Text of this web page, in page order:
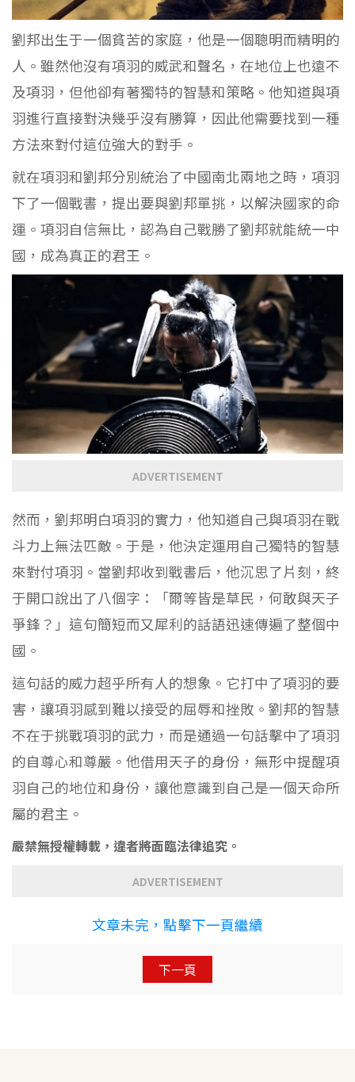
劉邦出生于一個貧苦的家庭，他是一個聰明而精明的
人。雖然他沒有項羽的威武和聲名，在地位上也遠不
及項羽，但他卻有著獨特的智慧和策略。他知道與項
羽進行直接對決幾乎沒有勝算，因此他需要找到一種
方法來對付這位強大的對手。
就在項羽和劉邦分別統治了中國南北兩地之時，項羽
下了一個戰書，提出要與劉邦單挑，以解決國家的命
運。項羽自信無比，認為自己戰勝了劉邦就能統一中
國，成為真正的君王。
ADVERTISEMENT
然而，劉邦明白項羽的實力，他知道自己與項羽在戰
斗力上無法匹敵。于是，他決定運用自己獨特的智慧
來對付項羽。當劉邦收到戰書后，他沉思了片刻，終
于開口說出了八個字：「爾等皆是草民，何敢與天子
爭鋒？」這句簡短而又犀利的話語迅速傳遍了整個中
國。
這句話的威力超乎所有人的想象。它打中了項羽的要
害，讓項羽感到難以接受的屈辱和挫敗。劉邦的智慧
不在于挑戰項羽的武力，而是通過一句話擊中了項羽
的自尊心和尊嚴。他借用天子的身份，無形中提醒項
羽自己的地位和身份，讓他意識到自己是一個天命所
屬的君主。
嚴禁無授權轉載，違者將面臨法律追究。
ADVERTISEMENT
文章未完，點擊下一頁繼續
下一頁